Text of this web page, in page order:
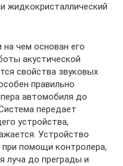
жидкокристаллический
чем основан его
акустической
свойства звуковых
правильно
автомобиля до
передает
устройства,
Устройство
при помощи контролера,
луча до преграды и